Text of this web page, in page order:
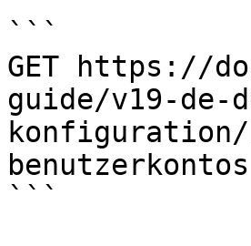
```
GET https://
guide/v19-
```